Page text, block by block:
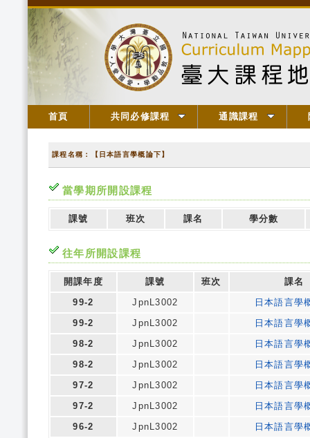
首頁 共同必修課程 通識課程
課程名稱：【日本語言學概論下】
當學期所開設課程
課號 班次 課名 學分數
往年所開設課程
開課年度 課號 班次
課名
99-2
JpnL3002
日本語言學
99-2
JpnL3002
日本語言學
98-2
JpnL3002
日本語言學
98-2
JpnL3002
日本語言學
97-2
JpnL3002
日本語言學
97-2
JpnL3002
日本語言學
96-2
JpnL3002
日本語言學